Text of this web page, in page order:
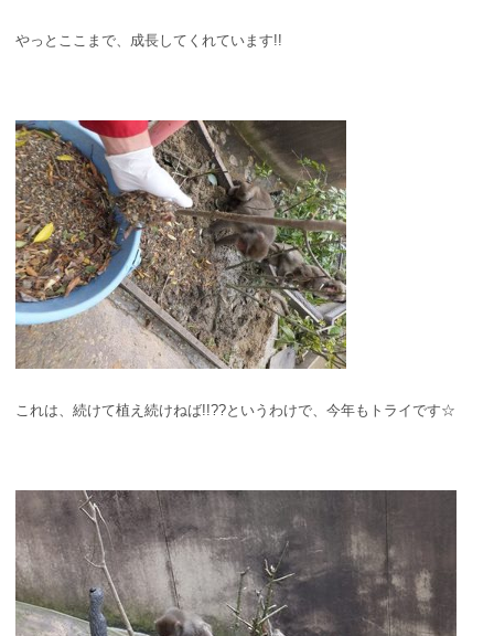
やっとここまで、成長してくれています!!
これは、続けて植え続けねば!!??というわけで、今年もトライです☆